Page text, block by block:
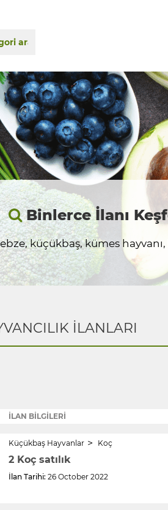
Binlerce İlanı
küçükbaş, kümes
İLANLARI
İLAN BİLGİLERİ
Küçükbaş Hayvanlar Koç
2 Koç satılık
İlan Tarihi: 26 October 2022